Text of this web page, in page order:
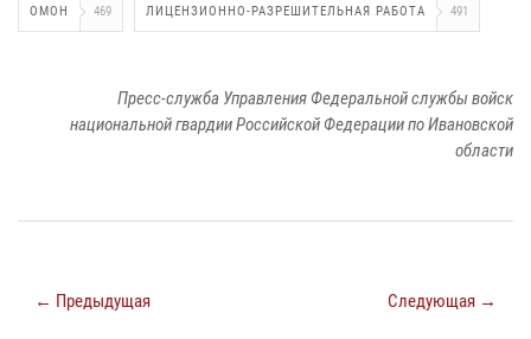
ОМОН 469 ЛИЦЕНЗИОННО-РАЗРЕШИТЕЛЬНАЯ РАБОТА 491
Пресс-служба Управления Федеральной службы войск
национальной гвардии Российской Федерации по Ивановской
области
← Предыдущая Следующая →